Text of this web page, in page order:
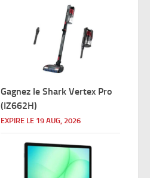
Gagnez le Shark Vertex Pro
(IZ662H)
EXPIRE LE 19 AUG, 2026